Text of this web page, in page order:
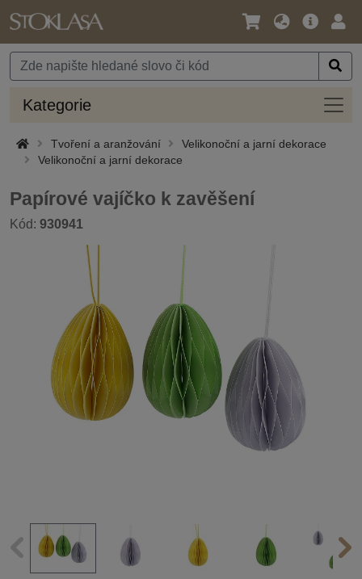
Jazyk
Měna
Hlavní
Kategorie
Tvoření a aranžování
Velikonoční a jarní dekorace
Velikonoční a jarní dekorace
Papírové vajíčko k zavěšení
Kód: 930941